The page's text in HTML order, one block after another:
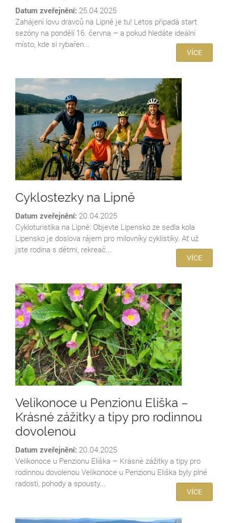
Datum zveřejnění: 25.04.2025
Zahájení lovu dravců na Lipně je tu! Letos připadá start
sezóny na pondělí 16. června – a pokud hledáte ideální
místo, kde si rybařen...
VÍCE
Cyklostezky na Lipně
Datum zveřejnění: 20.04.2025
Cykloturistika na Lipně: Objevte Lipensko ze sedla kola
Lipensko je doslova rájem pro milovníky cyklistiky. Ať už
jste rodina s dětmi, rekreač...
VÍCE
Velikonoce u Penzionu Eliška –
Krásné zážitky a tipy pro rodinnou
dovolenou
Datum zveřejnění: 20.04.2025
Velikonoce u Penzionu Eliška – Krásné zážitky a tipy pro
rodinnou dovolenou Velikonoce u Penzionu Eliška byly plné
radosti, pohody a spousty...
VÍCE